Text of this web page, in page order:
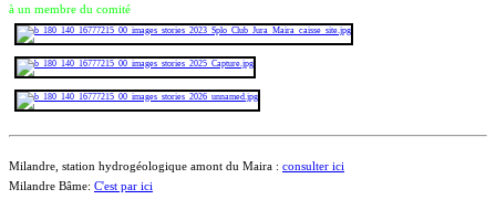
à un membre du comité
Milandre, station hydrogéologique amont du Maira : consulter ici
Milandre Bâme: C'est par ici